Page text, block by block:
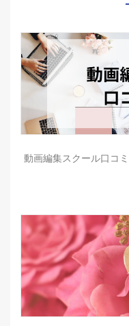
動画編集スクール口コ